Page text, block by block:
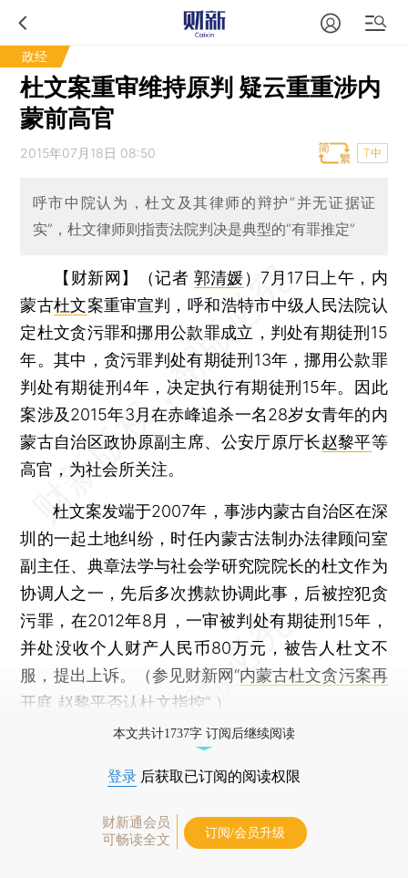
政经
杜文案重审维持原判 疑云重重涉内
蒙前高官
2015年07月18日 08:50 T中
呼市中院认为，杜文及其律师的辩护“并无证据证
实”，杜文律师则指责法院判决是典型的“有罪推定”
【财新网】（记者 郭清媛） 7月17日上午，内
蒙古杜文案重审宣判，呼和浩特市中级人民法院认
定杜文贪污罪和挪用公款罪成立，判处有期徒刑15
年。其中，贪污罪判处有期徒刑13年，挪用公款罪
判处有期徒刑4年，决定执行有期徒刑15年。因此
案涉及2015年3月在赤峰追杀一名28岁女青年的内
蒙古自治区政协原副主席、公安厅原厅长赵黎平等
高官，为社会所关注。
杜文案发端于2007年，事涉内蒙古自治区在深
圳的一起土地纠纷，时任内蒙古法制办法律顾问室
副主任、典章法学与社会学研究院院长的杜文作为
协调人之一，先后多次携款协调此事，后被控犯贪
污罪，在2012年8月，一审被判处有期徒刑15年，
并处没收个人财产人民币80万元，被告人杜文不
服，提出上诉。（参见财新网“内蒙古杜文贪污案再
开庭 赵黎平否认杜文指控” ）
本文共计1737字 订阅后继续阅读
登录 后获取已订阅的阅读权限
财新通会员
可畅读全文
订阅/会员升级